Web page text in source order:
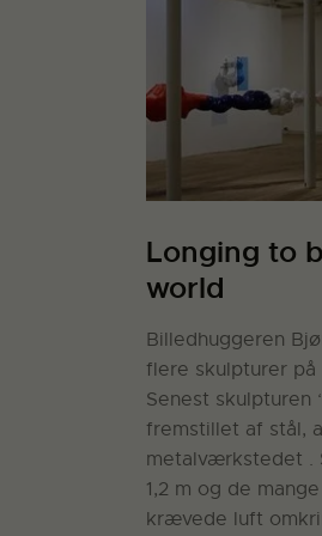
Longing to
world
Billedhuggeren
flere skulpturer
Senest skulpturen
fremstillet af stål,
metalværkstedet .
1,2 m og de
krævede luft